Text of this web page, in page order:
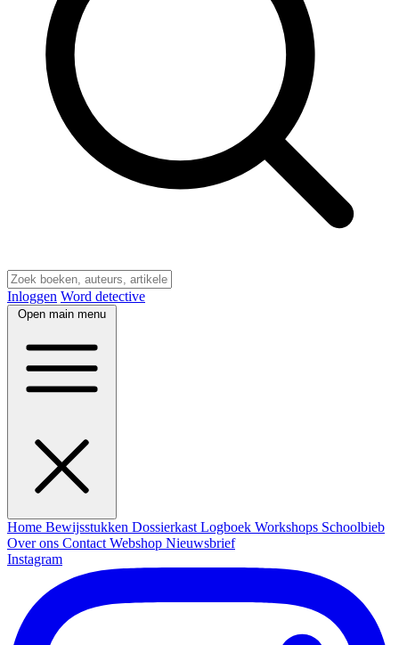
Inloggen Word detective
Open main menu
Home Bewijsstukken Dossierkast Logboek Workshops Schoolbieb
Over ons Contact Webshop Nieuwsbrief
Instagram